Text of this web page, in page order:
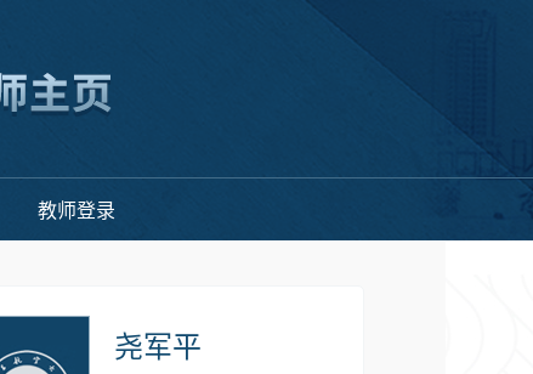
教师登录
尧军平